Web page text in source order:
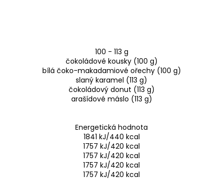
100 - 113 g
čokoládové kousky (100 g)
bílá čoko-makadamiové ořechy (100 g)
slaný karamel (113 g)
čokoládový donut (113 g)
arašídové máslo (113 g)
Energetická hodnota
1841 kJ/440 kcal
1757 kJ/420 kcal
1757 kJ/420 kcal
1757 kJ/420 kcal
1757 kJ/420 kcal